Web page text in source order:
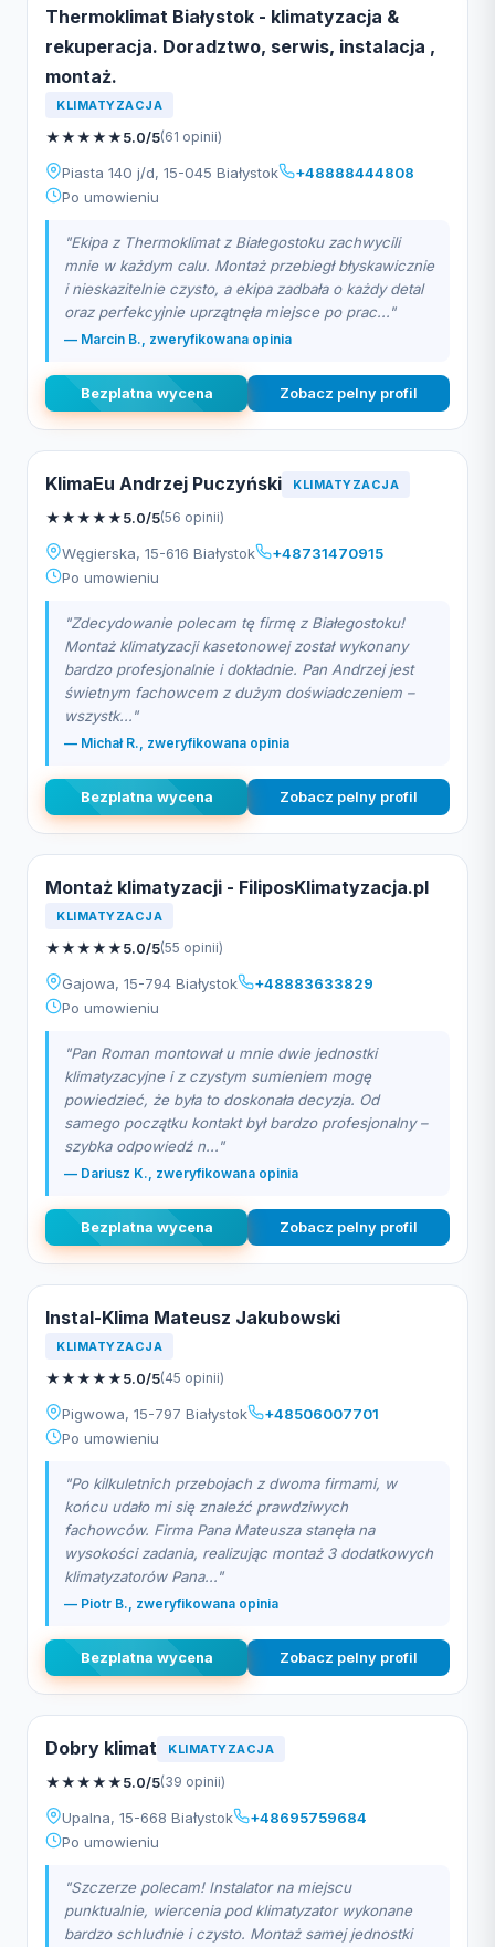
Thermoklimat Białystok - klimatyzacja &
rekuperacja. Doradztwo, serwis, instalacja ,
montaż.
KLIMATYZACJA
★★★★★5.0/5(61 opinii)
Piasta 140 j/d, 15-045 Białystok
+48888444808
Po umowieniu
"Ekipa z Thermoklimat z Białegostoku zachwycili
mnie w każdym calu. Montaż przebiegł błyskawicznie
i nieskazitelnie czysto, a ekipa zadbała o każdy detal
oraz perfekcyjnie uprzątnęła miejsce po prac..."
— Marcin B., zweryfikowana opinia
Bezplatna wycena Zobacz pelny profil
KlimaEu Andrzej Puczyński KLIMATYZACJA
★★★★★5.0/5(56 opinii)
Węgierska, 15-616 Białystok
+48731470915
Po umowieniu
"Zdecydowanie polecam tę firmę z Białegostoku!
Montaż klimatyzacji kasetonowej został wykonany
bardzo profesjonalnie i dokładnie. Pan Andrzej jest
świetnym fachowcem z dużym doświadczeniem –
wszystk..."
— Michał R., zweryfikowana opinia
Bezplatna wycena Zobacz pelny profil
Montaż klimatyzacji - FiliposKlimatyzacja.pl
KLIMATYZACJA
★★★★★5.0/5(55 opinii)
Gajowa, 15-794 Białystok
+48883633829
Po umowieniu
"Pan Roman montował u mnie dwie jednostki
klimatyzacyjne i z czystym sumieniem mogę
powiedzieć, że była to doskonała decyzja. Od
samego początku kontakt był bardzo profesjonalny –
szybka odpowiedź n..."
— Dariusz K., zweryfikowana opinia
Bezplatna wycena Zobacz pelny profil
Instal-Klima Mateusz Jakubowski
KLIMATYZACJA
★★★★★5.0/5(45 opinii)
Pigwowa, 15-797 Białystok
+48506007701
Po umowieniu
"Po kilkuletnich przebojach z dwoma firmami, w
końcu udało mi się znaleźć prawdziwych
fachowców. Firma Pana Mateusza stanęła na
wysokości zadania, realizując montaż 3 dodatkowych
klimatyzatorów Pana..."
— Piotr B., zweryfikowana opinia
Bezplatna wycena Zobacz pelny profil
Dobry klimat KLIMATYZACJA
★★★★★5.0/5(39 opinii)
Upalna, 15-668 Białystok
+48695759684
Po umowieniu
"Szczerze polecam! Instalator na miejscu
punktualnie, wiercenia pod klimatyzator wykonane
bardzo schludnie i czysto. Montaż samej jednostki